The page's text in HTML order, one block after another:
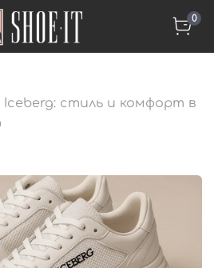
0
стиль и комфорт в